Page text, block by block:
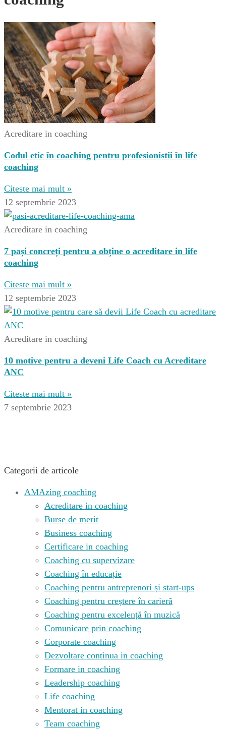
Acreditare in coaching
Codul etic în coaching pentru profesionistii în life
coaching
Citeste mai mult »
12 septembrie 2023
Acreditare in coaching
7 pași concreți pentru a obține o acreditare in life
coaching
Citeste mai mult »
12 septembrie 2023
Acreditare in coaching
10 motive pentru a deveni Life Coach cu Acreditare
ANC
Citeste mai mult »
7 septembrie 2023
Categorii de articole
AMAzing coaching
Acreditare in coaching
Burse de merit
Business coaching
Certificare in coaching
Coaching cu supervizare
Coaching în educație
Coaching pentru antreprenori și start-ups
Coaching pentru creștere în carieră
Coaching pentru excelență în muzică
Comunicare prin coaching
Corporate coaching
Dezvoltare continua in coaching
Formare in coaching
Leadership coaching
Life coaching
Mentorat in coaching
Team coaching